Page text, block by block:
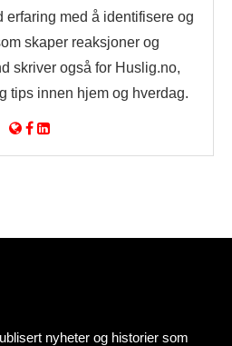
erfaring med å identifisere og
skaper reaksjoner og
skriver også for Huslig.no,
tips innen hjem og hverdag.
nyheter og historier som